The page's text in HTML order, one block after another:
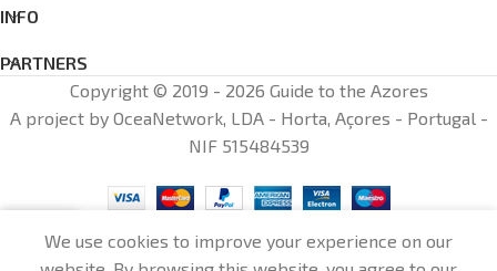
INFO
PARTNERS
Copyright © 2019 - 2026 Guide to the Azores
A project by OceaNetwork, LDA - Horta, Açores - Portugal -
NIF 515484539
We use cookies to improve your experience on our